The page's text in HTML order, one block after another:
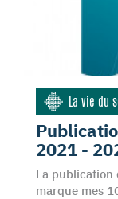
La vie du
2021 -
La publication
marque mes